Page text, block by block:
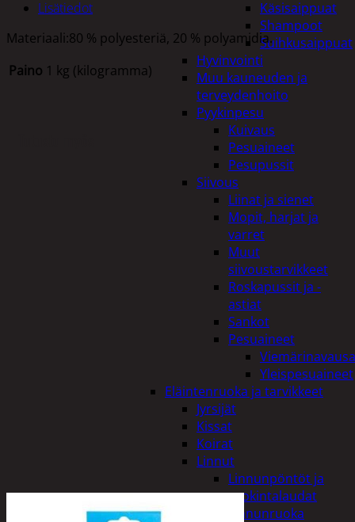
Käsisaippuat
Shampoot
Suihkusaippuat
Hyvinvointi
Muu kauneuden ja
terveydenhoito
Pyykinpesu
Kuivaus
Pesuaineet
Pesupussit
Siivous
Liinat ja sienet
Mopit, harjat ja
varret
Muut
siivoustarvikkeet
Roskapussit ja -
astiat
Sankot
Pesuaineet
Yleispesuaineet
Eläintenruoka ja tarvikkeet
Jyrsijät
Kissat
Koirat
Linnut
Linnunpöntöt ja
ruokintalaudat
Linnunruoka
Lisätiedot
Materiaali:80 % polyesteriä, 20 % polyamidia.
Paino 1 kg (kilogramma)